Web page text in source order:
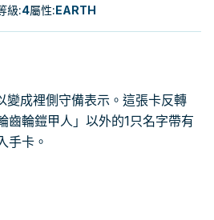
級:4屬性:EARTH
變成裡側守備表示。這張卡反轉
齒輪鎧甲人」以外的1只名字帶有
手卡。